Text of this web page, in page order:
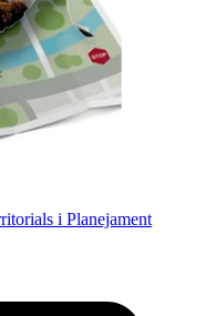
i Planejament